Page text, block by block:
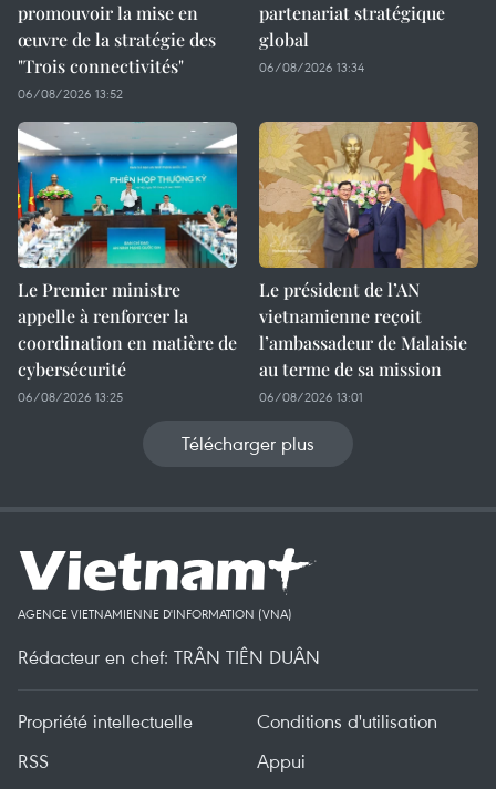
promouvoir la mise en
œuvre de la stratégie des
"Trois connectivités"
06/08/2026 13:52
partenariat stratégique
global
06/08/2026 13:34
Le Premier ministre
appelle à renforcer la
coordination en matière de
cybersécurité
06/08/2026 13:25
Le président de l’AN
vietnamienne reçoit
l’ambassadeur de Malaisie
au terme de sa mission
06/08/2026 13:01
Télécharger plus
AGENCE VIETNAMIENNE D'INFORMATION (VNA)
Rédacteur en chef: TRÂN TIÊN DUÂN
Propriété intellectuelle
Conditions d'utilisation
RSS
Appui